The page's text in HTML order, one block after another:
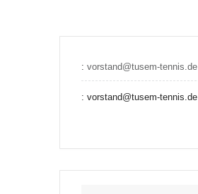
: vorstand@tusem-tennis.de
: vorstand@tusem-tennis.de